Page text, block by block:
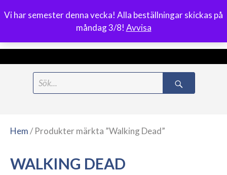
Vi har semester denna vecka! Alla beställningar skickas på
måndag 3/8! Avvisa
0
Meny
Hem/ Produkter märkta ”Walking Dead”
WALKING DEAD